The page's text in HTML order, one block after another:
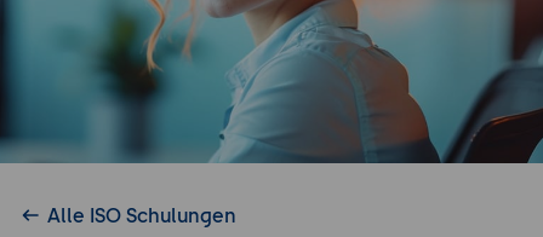
Alle ISO Schulungen